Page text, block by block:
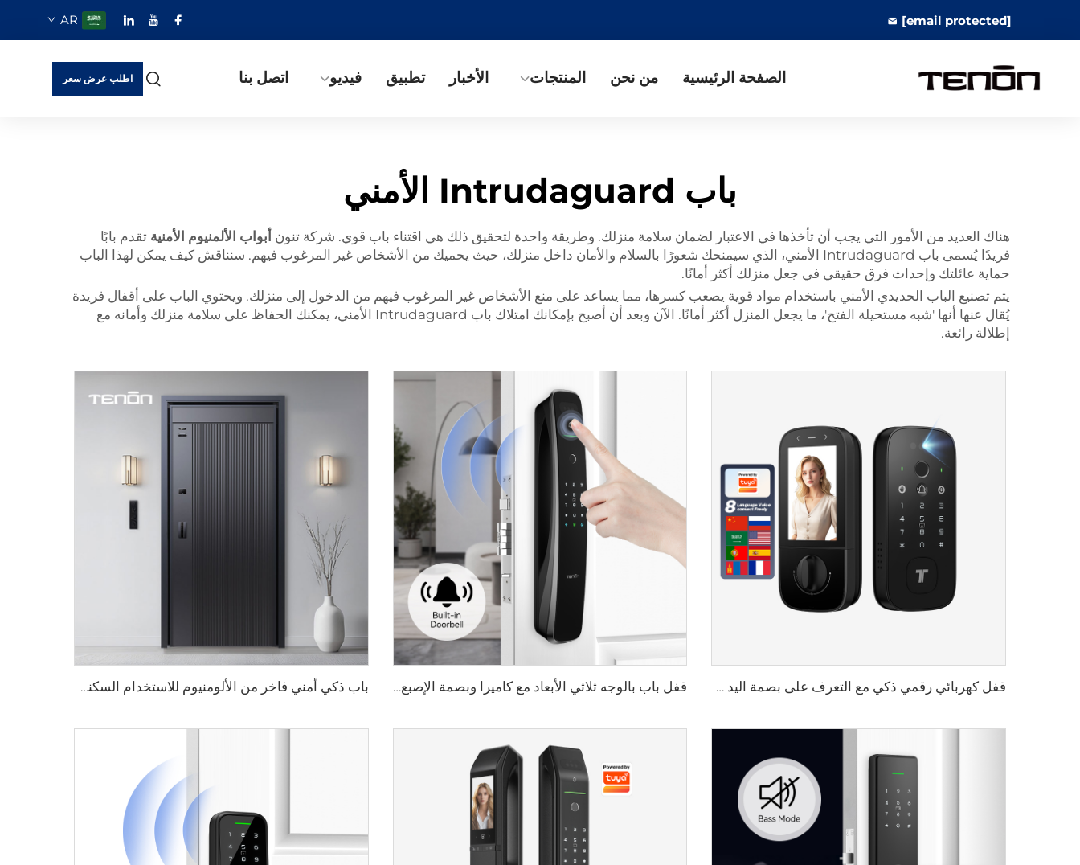
[email protected]
AR
الصفحة الرئيسية من نحن المنتجات الأخبار تطبيق فيديو اتصل بنا اطلب عرض سعر
باب Intrudaguard الأمني
هناك العديد من الأمور التي يجب أن تأخذها في الاعتبار لضمان سلامة منزلك. وطريقة واحدة لتحقيق ذلك هي اقتناء باب قوي. شركة تنون أبواب الألمنيوم الأمنية تقدم بابًا
فريدًا يُسمى باب Intrudaguard الأمني، الذي سيمنحك شعورًا بالسلام والأمان داخل منزلك، حيث يحميك من الأشخاص غير المرغوب فيهم. سنناقش كيف يمكن لهذا الباب
حماية عائلتك وإحداث فرق حقيقي في جعل منزلك أكثر أمانًا.
يتم تصنيع الباب الحديدي الأمني باستخدام مواد قوية يصعب كسرها، مما يساعد على منع الأشخاص غير المرغوب فيهم من الدخول إلى منزلك. ويحتوي الباب على أقفال فريدة
يُقال عنها أنها 'شبه مستحيلة الفتح'، ما يجعل المنزل أكثر أمانًا. الآن وبعد أن أصبح بإمكانك امتلاك باب Intrudaguard الأمني، يمكنك الحفاظ على سلامة منزلك وأمانه مع
إطلالة رائعة.
قفل كهربائي رقمي ذكي مع التعرف على بصمة اليد والأوردة باستخدام البطاقة للمنزل Tenon K10 Pro قفل باب بالوجه ثلاثي الأبعاد مع كاميرا وبصمة الإصبع وكلمة المرور والأوردة Tenon A9 Pro باب ذكي أمني فاخر من الألومنيوم للاستخدام السكني الرئيسي M8